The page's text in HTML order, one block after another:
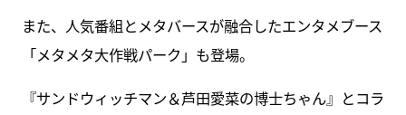
また、人気番組とメタバースが融合したエンタメブース
「メタメタ大作戦パーク」も登場。
『サンドウィッチマン＆芦田愛菜の博士ちゃん』とコラ